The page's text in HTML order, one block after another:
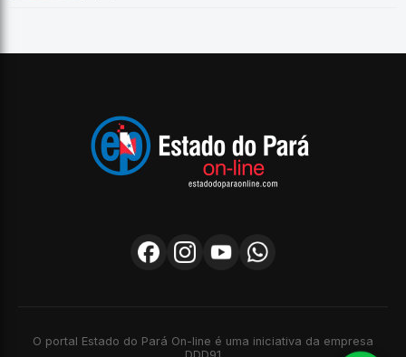
O portal Estado do Pará On-line é uma iniciativa da empresa